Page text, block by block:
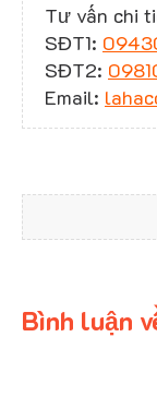
Tư vấn chi
SĐT1:
SĐT2:
Email:
Bình luận